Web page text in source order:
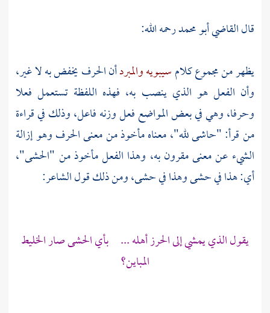
قالالقاضي أبو محمدرحمه الله:
يظهر من مجموع كلامسيبويهوالمبردأن الحرف يخفض به لا غير،
وأن الفعل هو الذي ينصب به، فهذه اللفظة تستعمل فعلا
وحرفا، وهي في بعض المواضع فعل وزنه فاعل، وذلك في قراءة
من قرأ: "حاشى لله"، معناه مأخوذ من معنى الحرف وهو إزالة
الشيء عن معنى مقرون به، وهذا الفعل مأخوذ من "الحشى"،
أي: هذا في حشى وهذا في حشى، ومن ذلك قول الشاعر:
يقول الذي يمشي إلى الحرز أهله ... بأي الحشى صار الخليط
المباين؟